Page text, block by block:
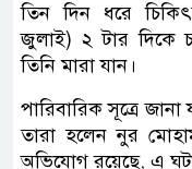
তিন দিন ধরে
জুলাই) ২ টার দিকে
তিনি মারা যান।
পারিবারিক সূত্রে
তারা হলেন নুর
অভিযোগ রয়েছে, এ